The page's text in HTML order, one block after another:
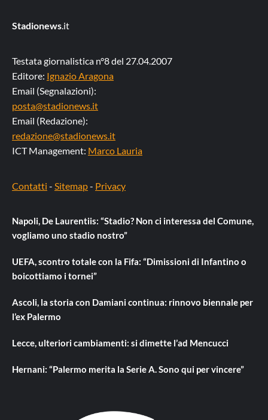
Stadionews.it
Testata giornalistica n°8 del 27.04.2007
Editore: Ignazio Aragona
Email (Segnalazioni):
posta@stadionews.it
Email (Redazione):
redazione@stadionews.it
ICT Management: Marco Lauria
Contatti - Sitemap- Privacy
Napoli, De Laurentiis: “Stadio? Non ci interessa del Comune,
vogliamo uno stadio nostro”
UEFA, scontro totale con la Fifa: “Dimissioni di Infantino o
boicottiamo i tornei”
Ascoli, la storia con Damiani continua: rinnovo biennale per
l’ex Palermo
Lecce, ulteriori cambiamenti: si dimette l’ad Mencucci
Hernani: “Palermo merita la Serie A. Sono qui per vincere”